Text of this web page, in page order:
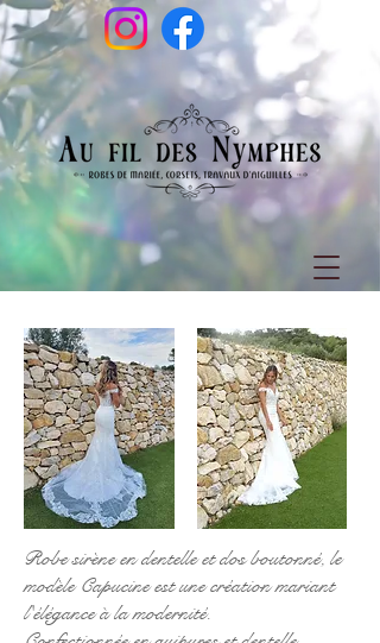
Robe sirène en dentelle et dos boutonné, le
modèle Capucine est une création mariant
l'élégance à la modernité.